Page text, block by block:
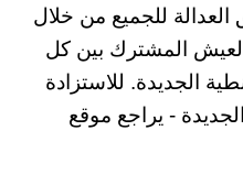
العدالة للجميع من خلال
المشترك بين كل
الجديدة. للاستزادة
- يراجع موقع